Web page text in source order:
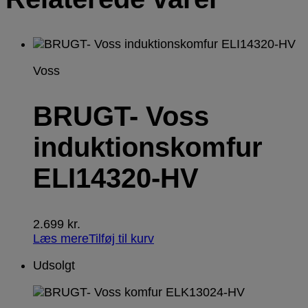
Voss
BRUGT- Voss
induktionskomfur
ELI14320-HV
2.699 kr.
Læs mereTilføj til kurv
Udsolgt